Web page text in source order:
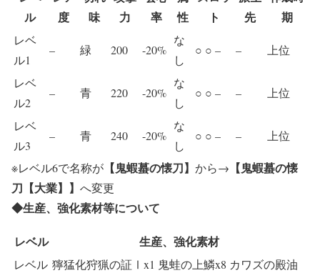
ル
度
味
力
率
性
ト
先
期
レベ
ル1
– 緑 200 -20%
な
し
○ ○ – – 上位
レベ
ル2
– 青 220 -20%
な
し
○ ○ – – 上位
レベ
ル3
– 青 240 -20%
な
し
○ ○ – – 上位
※レベル6で名称が 【鬼蝦蟇の懐刀】 から→ 【鬼蝦蟇の懐
刀【大業】】 へ変更
◆生産、強化素材等について
レベル 生産、強化素材
レベル 獰猛化狩猟の証Ⅰx1 鬼蛙の上鱗x8 カワズの殿油